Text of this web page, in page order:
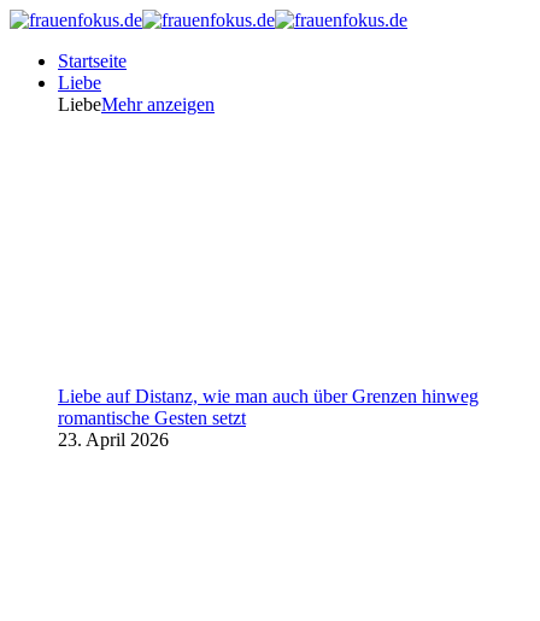
Startseite
Liebe
LiebeMehr anzeigen
Liebe auf Distanz, wie man auch über Grenzen hinweg
romantische Gesten setzt
23. April 2026